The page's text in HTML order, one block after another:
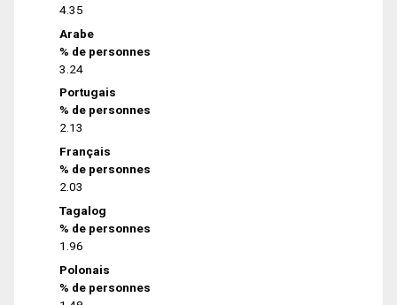
4.35
Arabe
% de personnes
3.24
Portugais
% de personnes
2.13
Français
% de personnes
2.03
Tagalog
% de personnes
1.96
Polonais
% de personnes